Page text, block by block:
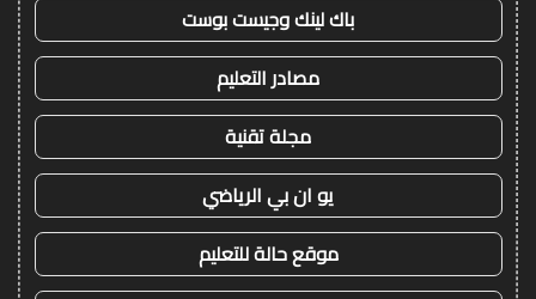
باك لينك وجيست بوست
مصادر التعليم
مجلة تقنية
يو ان بي الرياضي
موقع حالة للتعليم